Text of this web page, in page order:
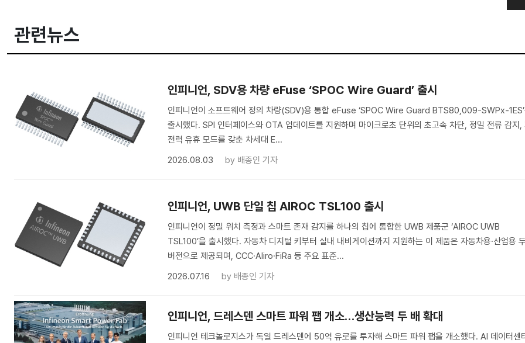
관련뉴스
인피니언, SDV용 차량 eFuse ‘SPOC Wire Guard’ 출시
인피니언이 소프트웨어 정의 차량(SDV)용 통합 eFuse ‘SPOC Wire Guard BTS80,009-SWPx-
출시했다. SPI 인터페이스와 OTA 업데이트를 지원하며 마이크로초 단위의 초고속 차단, 정밀 전류 감지,
전력 유휴 모드를 갖춘 차세대 E...
2026.08.03
by 배종인 기자
인피니언, UWB 단일 칩 AIROC TSL100 출시
인피니언이 정밀 위치 측정과 스마트 존재 감지를 하나의 칩에 통합한 UWB 제품군 ‘AIROC UWB
TSL100’을 출시했다. 자동차 디지털 키부터 실내 내비게이션까지 지원하는 이 제품은 자동차용·산업용 두
버전으로 제공되며, CCC·Aliro·FiRa 등 주요 표준...
2026.07.16
by 배종인 기자
인피니언, 드레스덴 스마트 파워 팹 개소…생산능력 두 배 확대
인피니언 테크놀로지스가 독일 드레스덴에 50억 유로를 투자해 스마트 파워 팹을 개소했다. AI 데이터센